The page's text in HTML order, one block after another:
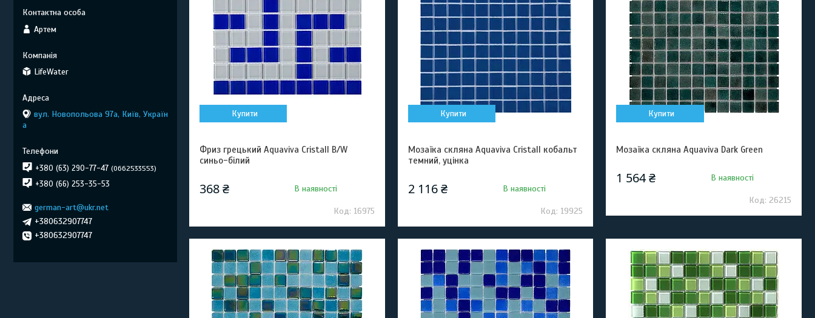
Купити
Фриз грецький Aquaviva Cristall B/W
синьо-білий
368 ₴ В наявності
16975
Купити
Мозаїка скляна Aquaviva Сristall кобальт
темний, уцінка
2 116 ₴ В наявності
19925
Купити
Мозаїка скляна Aquaviva Dark Green
1 564 ₴ В наявності
26215
Артем
LifeWater
вул. Новопольова 97а, Київ, Україн
а
+380 (63) 290-77-47 0662533553
+380 (66) 253-35-53
german-art@ukr.net
+380632907747
+380632907747